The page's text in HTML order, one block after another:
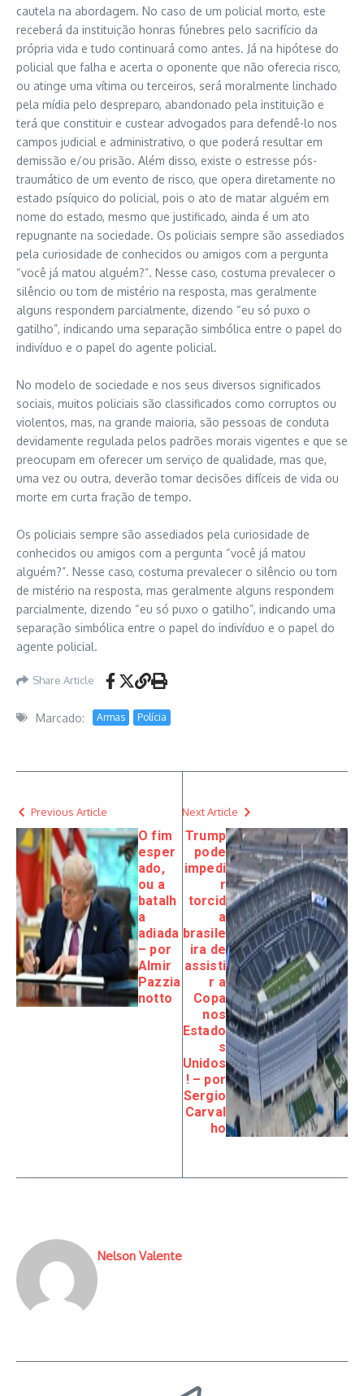
cautela na abordagem. No caso de um policial morto, este
receberá da instituição honras fúnebres pelo sacrifício da
própria vida e tudo continuará como antes. Já na hipótese do
policial que falha e acerta o oponente que não oferecia risco,
ou atinge uma vítima ou terceiros, será moralmente linchado
pela mídia pelo despreparo, abandonado pela instituição e
terá que constituir e custear advogados para defendê-lo nos
campos judicial e administrativo, o que poderá resultar em
demissão e/ou prisão. Além disso, existe o estresse pós-
traumático de um evento de risco, que opera diretamente no
estado psíquico do policial, pois o ato de matar alguém em
nome do estado, mesmo que justificado, ainda é um ato
repugnante na sociedade. Os policiais sempre são assediados
pela curiosidade de conhecidos ou amigos com a pergunta
“você já matou alguém?”. Nesse caso, costuma prevalecer o
silêncio ou tom de mistério na resposta, mas geralmente
alguns respondem parcialmente, dizendo “eu só puxo o
gatilho”, indicando uma separação simbólica entre o papel do
indivíduo e o papel do agente policial.
No modelo de sociedade e nos seus diversos significados
sociais, muitos policiais são classificados como corruptos ou
violentos, mas, na grande maioria, são pessoas de conduta
devidamente regulada pelos padrões morais vigentes e que se
preocupam em oferecer um serviço de qualidade, mas que,
uma vez ou outra, deverão tomar decisões difíceis de vida ou
morte em curta fração de tempo.
Os policiais sempre são assediados pela curiosidade de
conhecidos ou amigos com a pergunta “você já matou
alguém?”. Nesse caso, costuma prevalecer o silêncio ou tom
de mistério na resposta, mas geralmente alguns respondem
parcialmente, dizendo “eu só puxo o gatilho”, indicando uma
separação simbólica entre o papel do indivíduo e o papel do
agente policial.
Share Article
Marcado: Armas Polícia
Previous Article
O fim
esper
ado,
ou a
batalh
a
adiada
– por
Almir
Pazzia
notto
Next Article
Trump
pode
impedi
r
torcid
a
brasile
ira de
assisti
r a
Copa
nos
Estado
s
Unidos
! – por
Sergio
Carval
ho
Nelson Valente